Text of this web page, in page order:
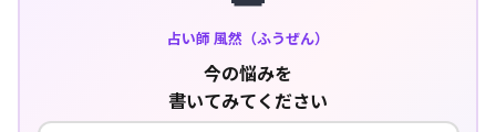
占い師 風然（ふうぜん）
今の悩みを
書いてみてください